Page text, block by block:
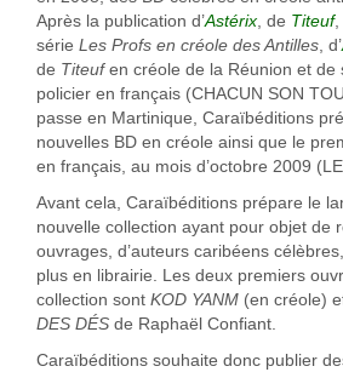
Après la publication d’Astérix , de Titeuf,
série Les Profs en créole des Antilles , d’
de Titeufen créole de la Réunion et de
policier en français (CHACUN SON
passe en Martinique, Caraïbéditions
nouvelles BD en créole ainsi que le
en français, au mois d’octobre 2009
Avant cela, Caraïbéditions prépare le
nouvelle collection ayant pour objet de
ouvrages, d’auteurs caribéens
plus en librairie. Les deux premiers
collection sont KOD YANM (en créole)
DES DÉS de Raphaël Confiant.
Caraïbéditions souhaite donc publier